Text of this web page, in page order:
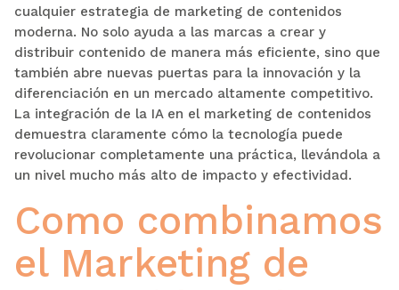
cualquier estrategia de marketing de contenidos
moderna. No solo ayuda a las marcas a crear y
distribuir contenido de manera más eficiente, sino que
también abre nuevas puertas para la innovación y la
diferenciación en un mercado altamente competitivo.
La integración de la IA en el marketing de contenidos
demuestra claramente cómo la tecnología puede
revolucionar completamente una práctica, llevándola a
un nivel mucho más alto de impacto y efectividad.
Como combinamos
el Marketing de